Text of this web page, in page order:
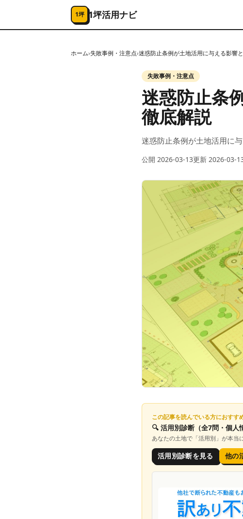
コンテンツへスキップ
1坪 1坪活用ナビ
ホーム›失敗事例・注意点›迷惑防止条例が土地活用に与える影響
失敗事例・注意点
迷惑防止条
徹底解説
迷惑防止条例が土地活用に
公開 2026-03-13更新 2026-03-
この記事を読んでいる方におすす
🔍 活用別診断 （全7問・個人
あなたの土地で「活用別 」が本当
活用別診断を見る 他の